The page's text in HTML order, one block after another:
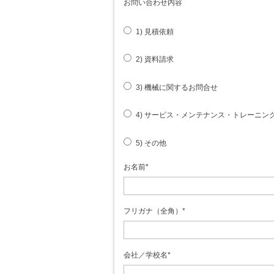
お問い合わせ内容
1) 見積依頼
2) 資料請求
3) 機械に関するお問合せ
4) サービス・メンテナンス・トレーニン
5) その他
お名前*
フリガナ（全角） *
会社／学校名*